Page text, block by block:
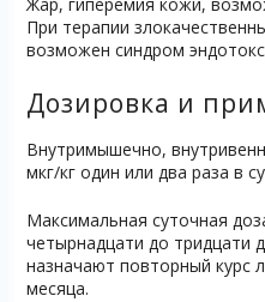
При терапии
возможен синдром
Дозировка и
Внутримышечно,
мкг/кг один или два раза в
Максимальная суточная
четырнадцати до тридцати
назначают повторный курс
месяца.